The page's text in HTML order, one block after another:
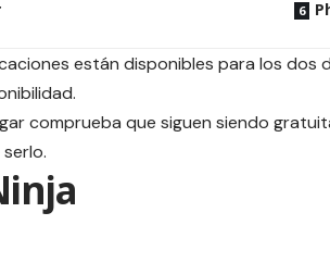
están disponibles para los dos
comprueba que siguen siendo